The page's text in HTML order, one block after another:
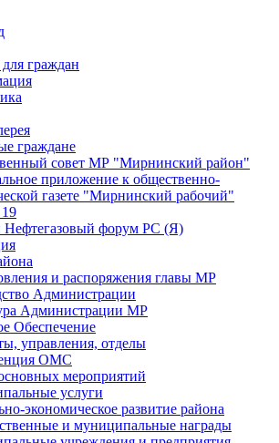
граждан
граждане
совет МР "Мирнинский район"
приложение к общественно-
газете "Мирнинский рабочий"
форум РС (Я)
и распоряжения главы МР
Администрации
Администрации МР
Обеспечение
управления, отделы
ОМС
мероприятий
услуги
экономическое развитие района
и муниципальные награды